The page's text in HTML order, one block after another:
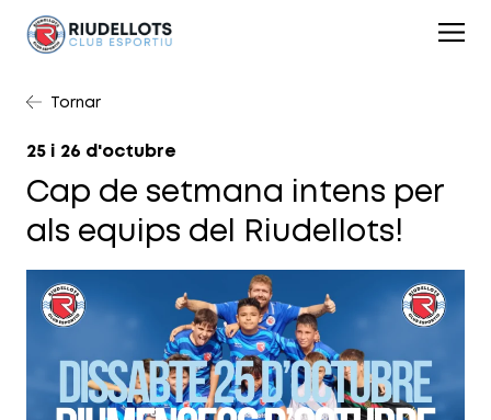
Tornar
25 i 26 d'octubre
Cap de setmana intens per
als equips del Riudellots!